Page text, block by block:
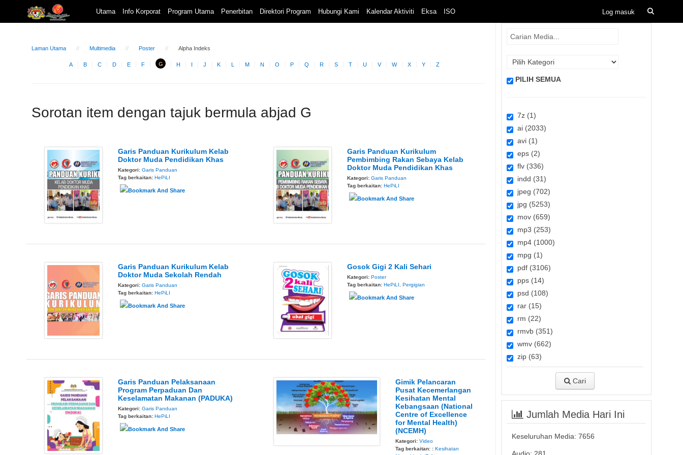
Utama Info Korporat Program Utama Penerbitan Direktori Program Hubungi Kami Kalendar Aktiviti Eksa ISO
Laman Utama Multimedia Poster Alpha Indeks
A B C D E F G H I J K L M N O P Q R S T U V W X Y Z
Sorotan item dengan tajuk bermula abjad G
Garis Panduan Kurikulum Kelab
Doktor Muda Pendidikan Khas
Kategori: Garis Panduan
Tag berkaitan: HePiLI
Garis Panduan Kurikulum
Pembimbing Rakan Sebaya Kelab
Doktor Muda Pendidikan Khas
Kategori:Garis Panduan
Tag berkaitan:HePiLI
Garis Panduan Kurikulum Kelab
Doktor Muda Sekolah Rendah
Kategori: Garis Panduan
Tag berkaitan: HePiLI
Gosok Gigi 2 Kali Sehari
Kategori:Poster
Tag berkaitan:HePiLI ,Pergigian
Garis Panduan Pelaksanaan
Program Perpaduan Dan
Keselamatan Makanan (PADUKA)
Kategori: Garis Panduan
Tag berkaitan: HePiLI
Gimik Pelancaran
Pusat Kecemerlangan
Kesihatan Mental
Kebangsaan (National
Centre of Excellence
for Mental Health)
(NCEMH)
Kategori:Video
Tag berkaitan: :Kesihatan
PILIH SEMUA
7z (1)
ai (2033)
avi (1)
eps (2)
flv (336)
indd (31)
jpeg (702)
jpg (5253)
mov (659)
mp3 (253)
mp4 (1000)
mpg (1)
pdf (3106)
pps (14)
psd (108)
rar (15)
rm (22)
rmvb (351)
wmv (662)
zip (63)
Cari
Jumlah Media Hari Ini
Keseluruhan Media: 7656